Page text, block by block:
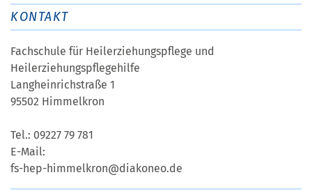
KONTAKT
Fachschule für Heilerziehungspflege und
Heilerziehungspflegehilfe
Langheinrichstraße 1
95502 Himmelkron
Tel.: 09227 79 781
E-Mail:
fs-hep-himmelkron@diakoneo.de